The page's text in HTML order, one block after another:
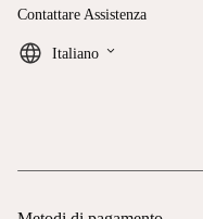
Contattare Assistenza
Italiano keyboard_arrow_down